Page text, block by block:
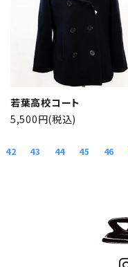
若葉高校コート
5,500円(税込)
42 43 44 45 46